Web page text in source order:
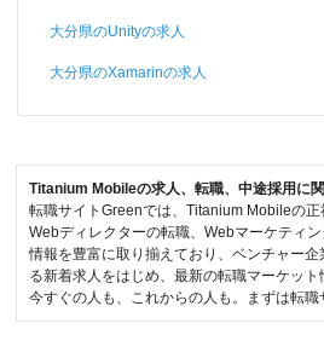
大分県のUnityの求人
大分県のXamarinの求人
Titanium Mobileの求人、転職、中途採用に
転職サイトGreenでは、Titanium Mobileの
Webディレクターの転職、Webマーケティ
情報を豊富に取り揃えており、ベンチャー
る新着求人をはじめ、最新の転職マーケッ
今すぐの人も、これからの人も。まずは転